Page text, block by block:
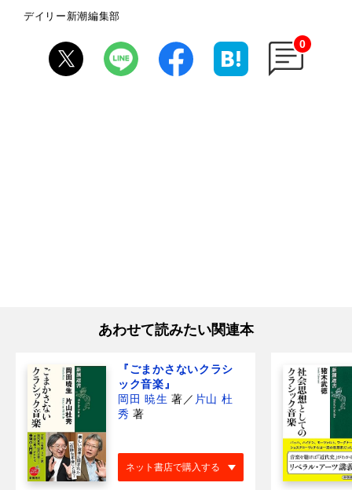
デイリー新潮編集部
0
あわせて読みたい関連本
『ごまかさないクラシ
ック音楽』
岡田 暁生 著 ／ 片山 杜
秀 著
ネット書店で購入する